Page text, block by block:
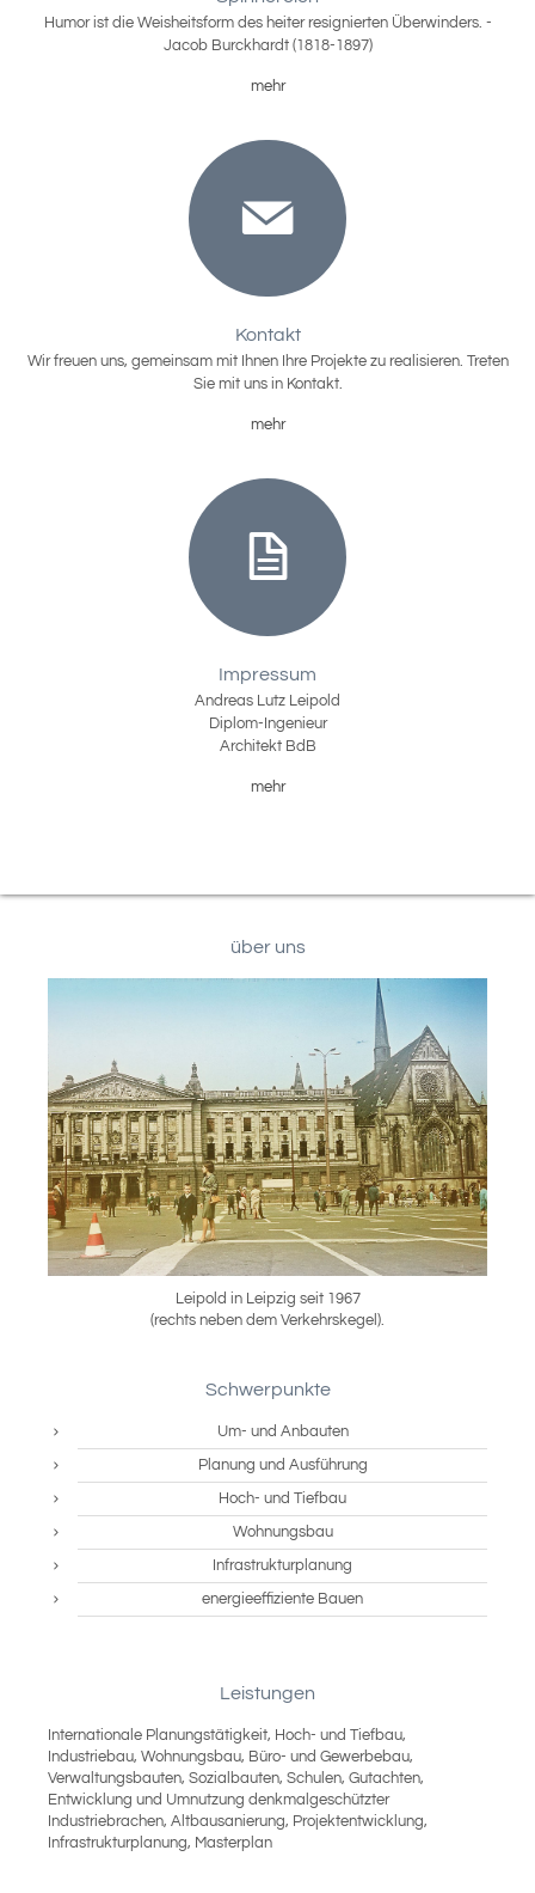
Humor ist die Weisheitsform des heiter resignierten Überwinders. -
Jacob Burckhardt (1818-1897)
mehr
Kontakt
Wir freuen uns, gemeinsam mit Ihnen Ihre Projekte zu realisieren. Treten
Sie mit uns in Kontakt.
mehr
Impressum
Andreas Lutz Leipold
Diplom-Ingenieur
Architekt BdB
mehr
über uns
Leipold in Leipzig seit 1967
(rechts neben dem Verkehrskegel).
Schwerpunkte
Um- und Anbauten
Planung und Ausführung
Hoch- und Tiefbau
Wohnungsbau
Infrastrukturplanung
energieeffiziente Bauen
Leistungen
Internationale Planungstätigkeit, Hoch- und Tiefbau,
Industriebau, Wohnungsbau, Büro- und Gewerbebau,
Verwaltungsbauten, Sozialbauten, Schulen, Gutachten,
Entwicklung und Umnutzung denkmalgeschützter
Industriebrachen, Altbausanierung, Projektentwicklung,
Infrastrukturplanung, Masterplan